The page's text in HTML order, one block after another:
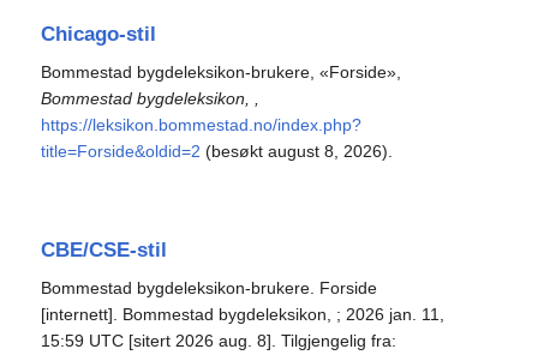
Chicago-stil
Bommestad bygdeleksikon-brukere, «Forside»,
Bommestad bygdeleksikon, ,
https://leksikon.bommestad.no/index.php?
title=Forside&oldid=2 (besøkt august 8, 2026).
CBE/CSE-stil
Bommestad bygdeleksikon-brukere. Forside
[internett]. Bommestad bygdeleksikon, ; 2026 jan. 11,
15:59 UTC [sitert 2026 aug. 8]. Tilgjengelig fra: